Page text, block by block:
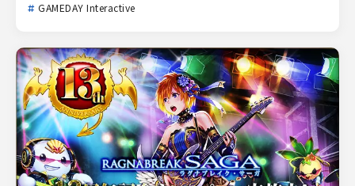
GAMEDAY Interactive